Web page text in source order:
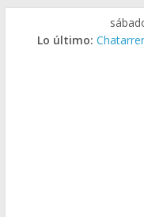
Lo último: